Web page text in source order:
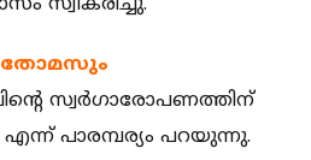
സ്വീകരിച്ചു.
തോമസും
സ്വര്‍ഗാരോപണത്തിന്
പാരമ്പര്യം പറയുന്നു.